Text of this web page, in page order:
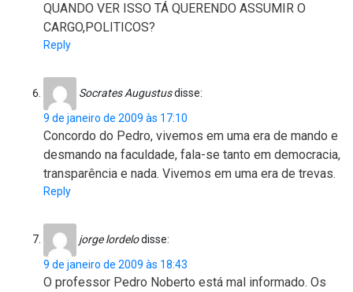
QUANDO VER ISSO TÁ QUERENDO ASSUMIR O
CARGO,POLITICOS?
Reply
Socrates Augustusdisse:
9 de janeiro de 2009 às 17:10
Concordo do Pedro, vivemos em uma era de mando e
desmando na faculdade, fala-se tanto em democracia,
transparência e nada. Vivemos em uma era de trevas.
Reply
jorge lordelodisse:
9 de janeiro de 2009 às 18:43
O professor Pedro Noberto está mal informado. Os